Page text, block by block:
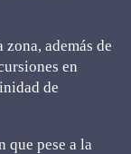
además de
en
de
que pese a la